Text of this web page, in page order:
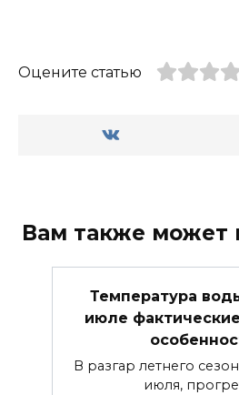
Оцените статью
Вам также может
Температура
июле
В разгар летнего
июля,